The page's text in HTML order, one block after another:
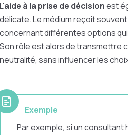
L'aide à la prise de décisionest
délicate. Le médium reçoit
concernant différentes options
Son rôle est alors de transmettre
neutralité, sans influencer les
Exemple
Par exemple, si un consultant